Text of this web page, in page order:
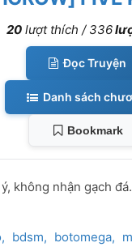
20 lượt thích / 336
Đọc Truyện
Danh sách
Bookmark
không nhận gạch
bdsm botomega